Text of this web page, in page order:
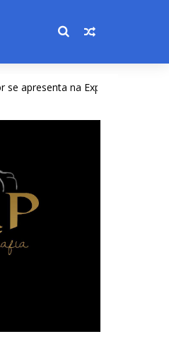
na Expoacre nesta sexta;